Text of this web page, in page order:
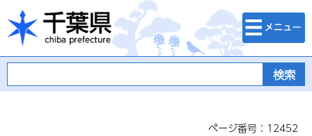
千葉県
検索・メニュ
ー
ページ番号：12452